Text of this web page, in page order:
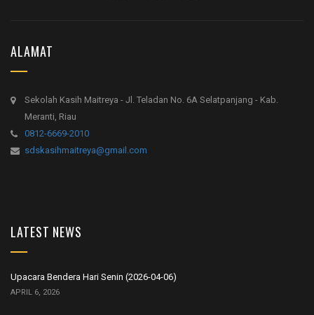
ALAMAT
Sekolah Kasih Maitreya - Jl. Teladan No. 6A Selatpanjang - Kab.
Meranti, Riau
0812-6669-2010
sdskasihmaitreya@gmail.com
LATEST NEWS
Upacara Bendera Hari Senin (2026-04-06)
APRIL 6, 2026